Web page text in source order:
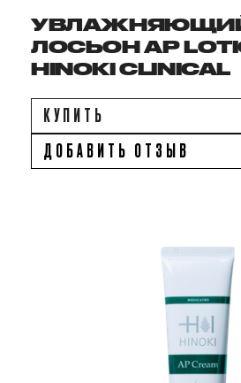
ЛОСЬОН AP
HINOKI CLINICAL
КУПИТЬ
ДОБАВИТЬ ОТЗЫВ